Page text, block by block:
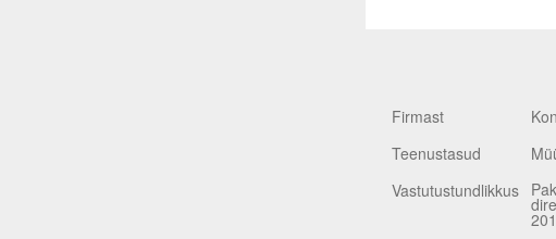
Firmast
Teenustasud
Vastutustundlikkus